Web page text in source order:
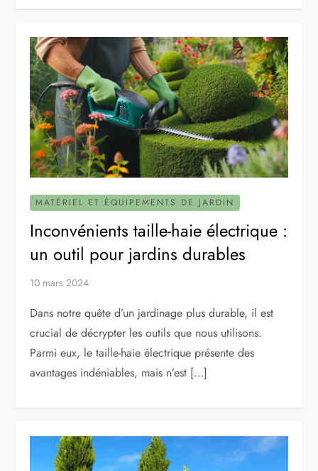
MATÉRIEL ET ÉQUIPEMENTS DE JARDIN
Inconvénients taille-haie électrique :
un outil pour jardins durables
10 mars 2024
Dans notre quête d’un jardinage plus durable, il est
crucial de décrypter les outils que nous utilisons.
Parmi eux, le taille-haie électrique présente des
avantages indéniables, mais n’est […]